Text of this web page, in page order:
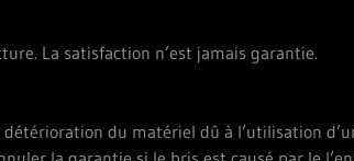
La satisfaction n’est jamais garantie.
du matériel dû à l’utilisation